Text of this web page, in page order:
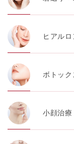
ヒアルロ
ボトック
小顔治療